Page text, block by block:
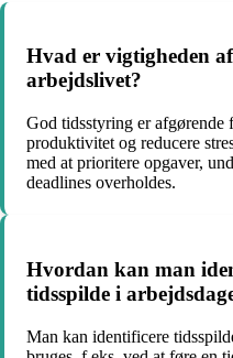
Hvad er vigtigheden
arbejdslivet?
God tidsstyring er afgørende
produktivitet og reducere
med at prioritere opgaver,
deadlines overholdes.
Hvordan kan man
tidsspilde i
Man kan identificere